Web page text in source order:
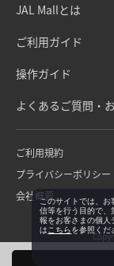
JAL Mallとは
ご利用ガイド
操作ガイド
よくあるご質問・
ご利用規約
プライバシーポリシー
会社概要このサイトでは、
信等を行う目的で、
報をお客さまの個人
は こちらを参照くだ